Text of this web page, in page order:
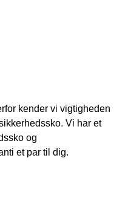
kender vi vigtigheden
Vi har et
og
et par til dig.